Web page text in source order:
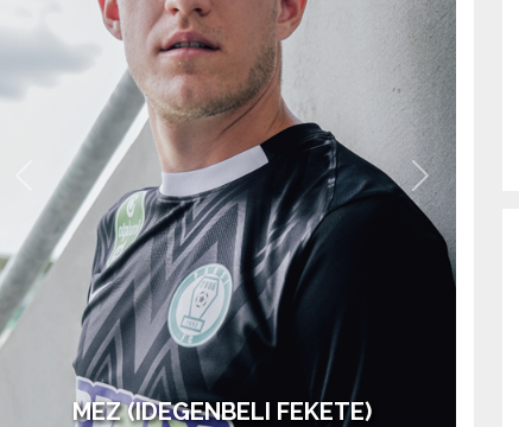
AJÁNDÉKOZZ
MEZ (IDEGENBELI FEKETE)
Previous Next